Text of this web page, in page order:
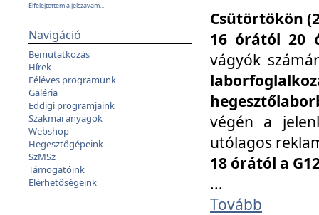
Elfelejtettem a jelszavam...
Navigáció
Bemutatkozás
Hírek
Féléves programunk
Galéria
Eddigi programjaink
Szakmai anyagok
Webshop
Hegesztőgépeink
SzMSz
Támogatóink
Elérhetőségeink
Csütörtökön
16 órától 20
vágyók
végén a
utólagos
18 órától a
...
Tovább